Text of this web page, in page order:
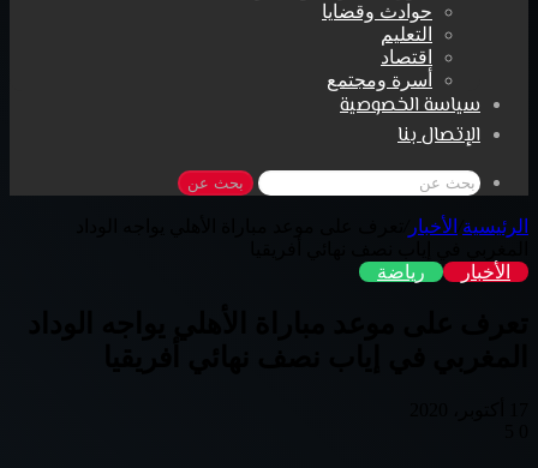
حوادث وقضايا
التعليم
اقتصاد
أسرة ومجتمع
سياسة الخصوصية
الإتصال بنا
بحث عن
الرئيسية الأخبار
الأخبار
رياضة